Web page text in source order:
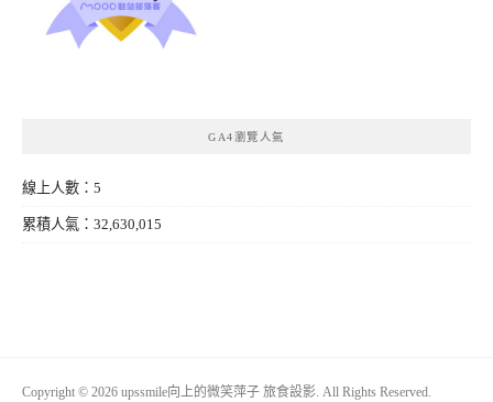
GA4瀏覽人氣
線上人數：5
累積人氣：32,630,015
Copyright © 2026 upssmile向上的微笑萍子 旅食設影. All Rights Reserved.